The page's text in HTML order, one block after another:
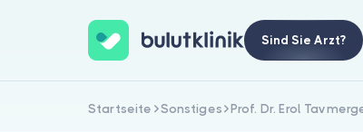
Sind Sie Arzt?
Startseite Sonstiges Prof. Dr. Erol